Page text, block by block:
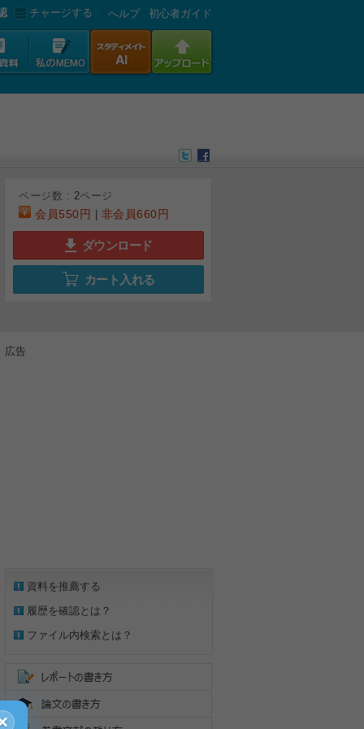
チャージする へルプ 初心者ガイド
ページ数 : 2ページ
会員550円 非会員660円
ダウンロード
カート入れる
広告
資料を推薦する
履歴を確認とは？
ファイル内検索とは？